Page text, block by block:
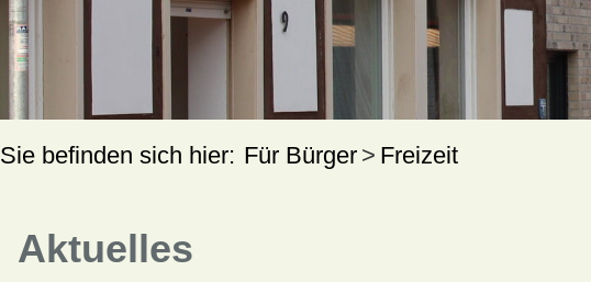
Für Bürger Freizeit
Aktuelles